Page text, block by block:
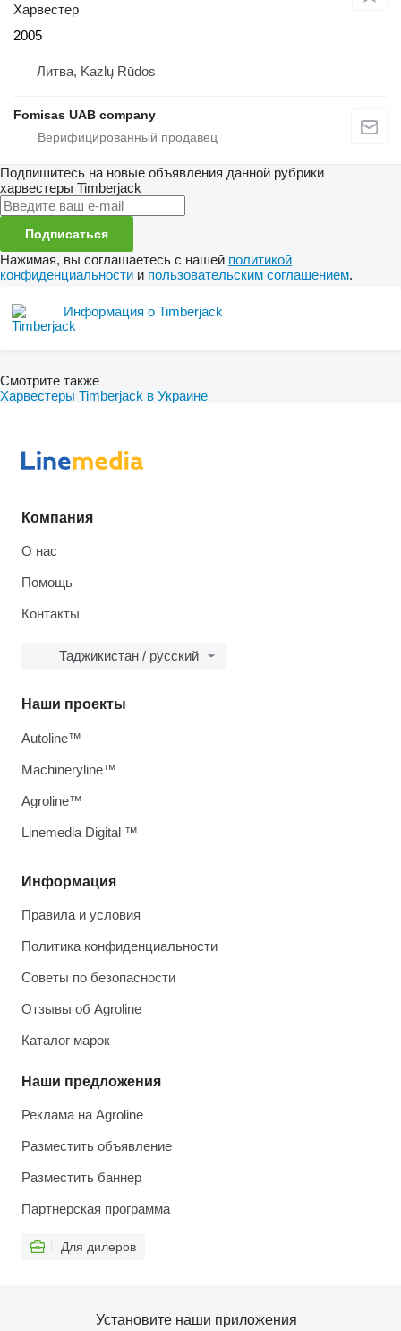
Харвестер
2005
Литва, Kazlų Rūdos
Fomisas UAB company
Подпишитесь на новые объявления данной рубрики
харвестеры Timberjack
Подписаться
Нажимая, вы соглашаетесь с нашей политикой
конфиденциальности и пользовательским соглашением.
Информация о Timberjack
Смотрите также
Харвестеры Timberjack в Украине
Компания
О нас
Помощь
Контакты
Таджикистан / русский
Информация
Правила и условия
Политика конфиденциальности
Советы по безопасности
Отзывы об Agroline
Каталог марок
Наши предложения
Реклама на Agroline
Разместить объявление
Разместить баннер
Партнерская программа
Для дилеров
Наши проекты
Autoline™
Machineryline™
Agroline™
Linemedia Digital ™
Установите наши приложения